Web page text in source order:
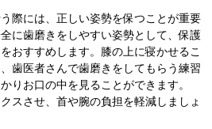
際には、正しい姿勢を保つことが重要
に歯磨きをしやすい姿勢として、保護
おすすめします。膝の上に寝かせるこ
歯医者さんで歯磨きをしてもらう練習
りお口の中を見ることができます。
スさせ、首や腕の負担を軽減しましょ